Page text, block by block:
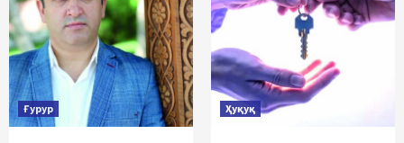
Ғурур Ҳуқуқ